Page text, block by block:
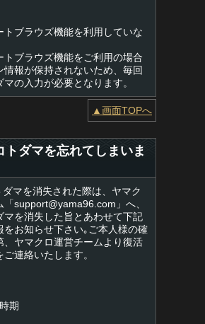
トブラウズ機能を利用していな
ブラウズ機能をご利用の場合
情報が保持されないため、毎回
の入力が必要となります。
▲画面TOPへ
トダマを忘れてしまいま
マを消失された際は、ヤマク
「support@yama96.com 」へ、
マを消失した旨とあわせて下記
をお知らせ下さい｡ご本人様の確
、ヤマクロ運営チームより復活
連絡いたします。
期